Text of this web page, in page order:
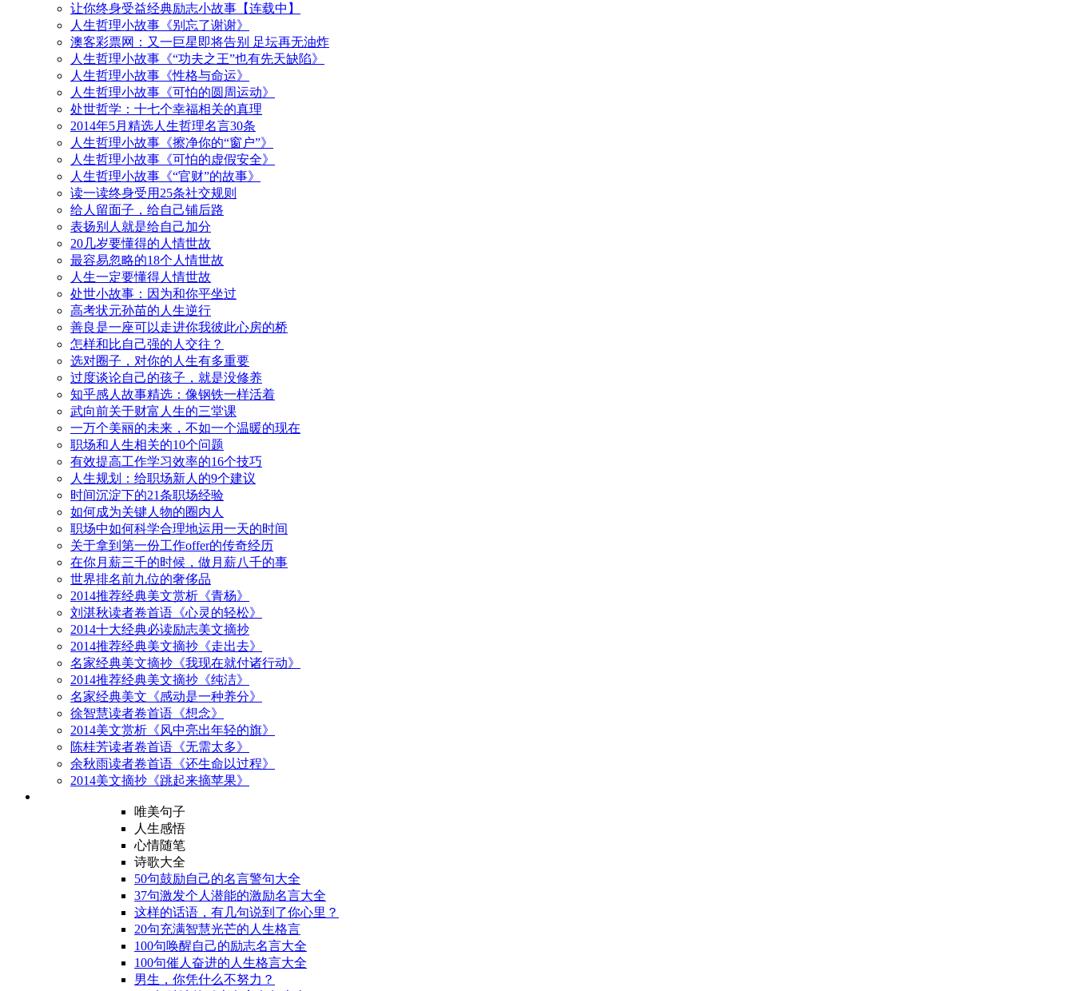
让你终身受益经典励志小故事【连载中】
人生哲理小故事《别忘了谢谢》
澳客彩票网：又一巨星即将告别 足坛再无油炸
人生哲理小故事《“功夫之王”也有先天缺陷》
人生哲理小故事《性格与命运》
人生哲理小故事《可怕的圆周运动》
处世哲学：十七个幸福相关的真理
2014年5月精选人生哲理名言30条
人生哲理小故事《擦净你的“窗户”》
人生哲理小故事《可怕的虚假安全》
人生哲理小故事《“官财”的故事》
读一读终身受用25条社交规则
给人留面子，给自己铺后路
表扬别人就是给自己加分
20几岁要懂得的人情世故
最容易忽略的18个人情世故
人生一定要懂得人情世故
处世小故事：因为和你平坐过
高考状元孙苗的人生逆行
善良是一座可以走进你我彼此心房的桥
怎样和比自己强的人交往？
选对圈子，对你的人生有多重要
过度谈论自己的孩子，就是没修养
知乎感人故事精选：像钢铁一样活着
武向前关于财富人生的三堂课
一万个美丽的未来，不如一个温暖的现在
职场和人生相关的10个问题
有效提高工作学习效率的16个技巧
人生规划：给职场新人的9个建议
时间沉淀下的21条职场经验
如何成为关键人物的圈内人
职场中如何科学合理地运用一天的时间
关于拿到第一份工作offer的传奇经历
在你月薪三千的时候，做月薪八千的事
世界排名前九位的奢侈品
2014推荐经典美文赏析《青杨》
刘湛秋读者卷首语《心灵的轻松》
2014十大经典必读励志美文摘抄
2014推荐经典美文摘抄《走出去》
名家经典美文摘抄《我现在就付诸行动》
2014推荐经典美文摘抄《纯洁》
名家经典美文《感动是一种养分》
徐智慧读者卷首语《想念》
2014美文赏析《风中亮出年轻的旗》
陈桂芳读者卷首语《无需太多》
余秋雨读者卷首语《还生命以过程》
2014美文摘抄《跳起来摘苹果》
唯美句子
人生感悟
心情随笔
诗歌大全
50句鼓励自己的名言警句大全
37句激发个人潜能的激励名言大全
这样的话语，有几句说到了你心里？
20句充满智慧光芒的人生格言
100句唤醒自己的励志名言大全
100句催人奋进的人生格言大全
男生，你凭什么不努力？